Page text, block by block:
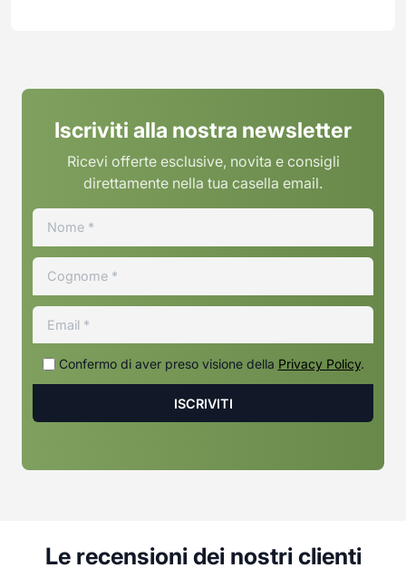
Iscriviti alla nostra newsletter
Ricevi offerte esclusive, novita e consigli
direttamente nella tua casella email.
Confermo di aver preso visione della Privacy Policy.
Le recensioni dei nostri clienti